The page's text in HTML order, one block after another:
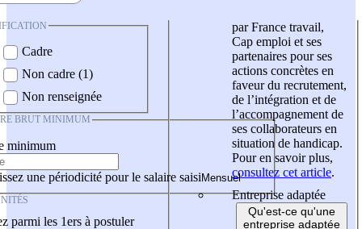
Cadre
Non cadre (1)
Non renseignée
BRUT MINIMUM
minimum
une périodicité pour le salaire saisi
parmi les 1ers à postuler
par France travail,
Cap emploi et ses
partenaires pour ses
actions concrètes en
faveur du recrutement,
de l’intégration et de
l’accompagnement de
ses collaborateurs en
situation de handicap.
Pour en savoir plus,
consultez cet article.
Entreprise adaptée
Qu'est-ce qu'une
entreprise adaptée